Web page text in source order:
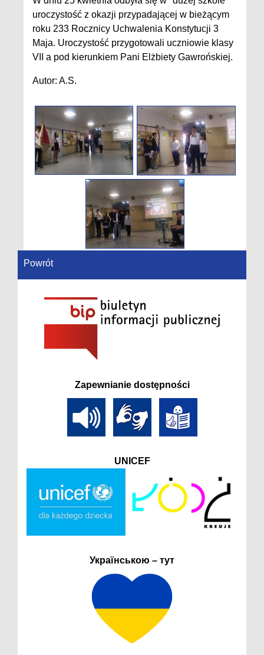
uroczystość z okazji przypadającej w bieżącym
roku 233 Rocznicy Uchwalenia Konstytucji 3
Maja. Uroczystość przygotowali uczniowie klasy
VII a pod kierunkiem Pani Elżbiety Gawrońskiej.
Autor: A.S.
Powrót
Zapewnianie dostępności
UNICEF
Українською – тут